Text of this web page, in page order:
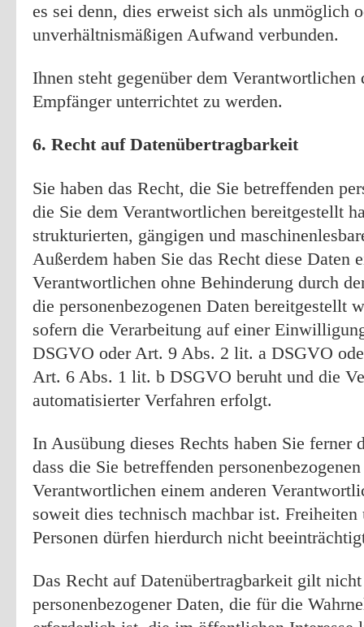
es sei denn, dies erweist sich als unmöglich
unverhältnismäßigen Aufwand verbunden.
Ihnen steht gegenüber dem Verantwortlichen
Empfänger unterrichtet zu werden.
6. Recht auf Datenübertragbarkeit
Sie haben das Recht, die Sie betreffenden
die Sie dem Verantwortlichen bereitgestellt
strukturierten, gängigen und
Außerdem haben Sie das Recht diese Daten
Verantwortlichen ohne Behinderung durch
die personenbezogenen Daten bereitgestellt
sofern die Verarbeitung auf einer
DSGVO oder Art. 9 Abs. 2 lit. a DSGVO
Art. 6 Abs. 1 lit. b DSGVO beruht und die
automatisierter Verfahren erfolgt.
In Ausübung dieses Rechts haben Sie ferner
dass die Sie betreffenden
Verantwortlichen einem anderen
soweit dies technisch machbar ist. Freiheiten
Personen dürfen hierdurch nicht
Das Recht auf Datenübertragbarkeit gilt
personenbezogener Daten, die für die